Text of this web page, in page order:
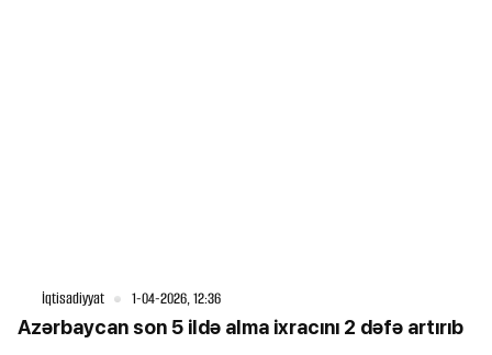
İqtisadiyyat 1-04-2026, 12:36
Azərbaycan son 5 ildə alma ixracını 2 dəfə artırıb